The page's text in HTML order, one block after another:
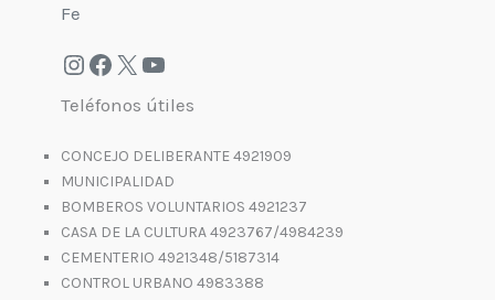
Fe
Teléfonos útiles
CONCEJO DELIBERANTE 4921909
MUNICIPALIDAD
BOMBEROS VOLUNTARIOS 4921237
CASA DE LA CULTURA 4923767/4984239
CEMENTERIO 4921348/5187314
CONTROL URBANO 4983388